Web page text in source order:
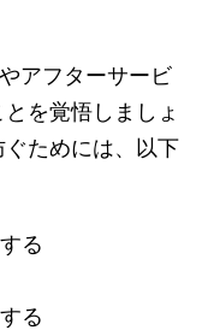
アフターサービ
を覚悟しましょ
ためには、以下
る
る